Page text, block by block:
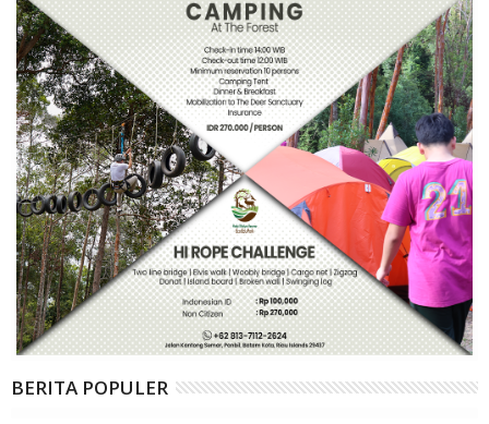
BERITA POPULER